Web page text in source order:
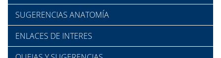
SUGERENCIAS ANATOMÍA
ENLACES DE INTERES